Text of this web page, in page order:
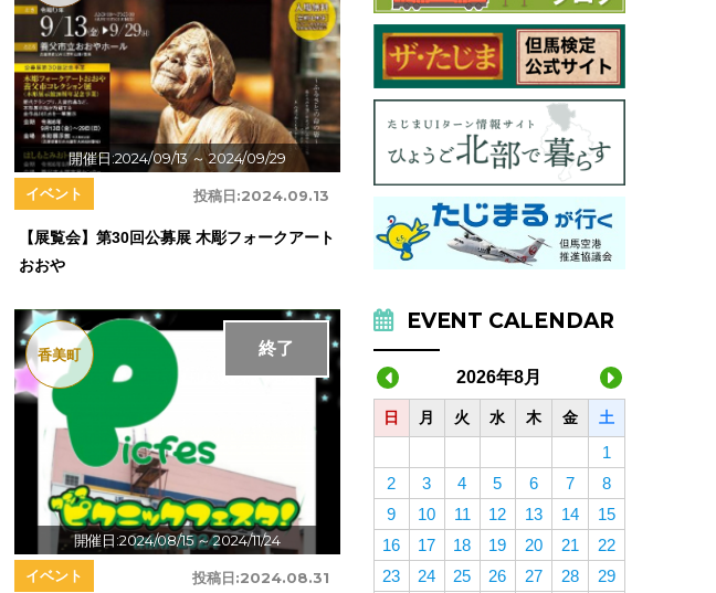
開催日:2024/09/13～ 2024/09/29
投稿日:2024.09.13
イベント
【展覧会】第30回公募展 木彫フォークアート
おおや
開催日:2024/08/15～ 2024/11/24
終了
香美町
投稿日:2024.08.31
イベント
EVENT CALENDAR
2026年8月
日 月 火 水 木 金 土
1
2
3 4 5 6 7
8
9
10 11 12 13 14
15
16
17 18 19 20 21
22
23
24 25 26 27 28
29